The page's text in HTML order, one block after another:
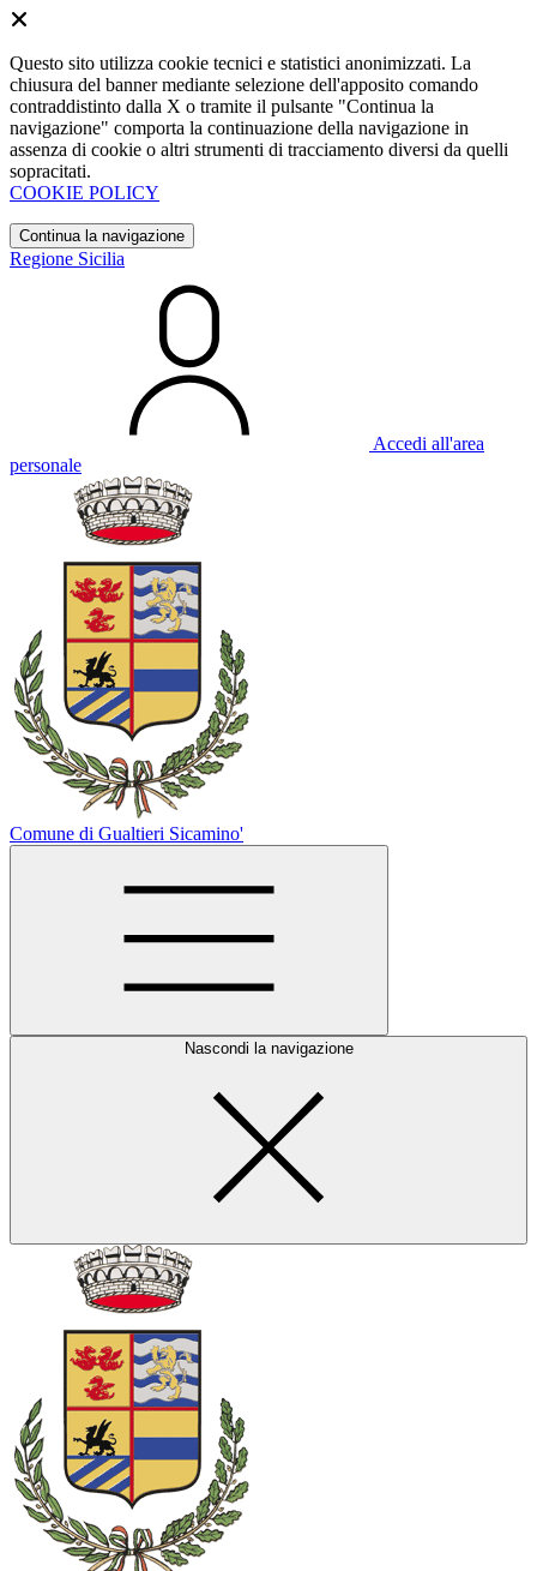
Questo sito utilizza cookie tecnici e statistici anonimizzati. La
chiusura del banner mediante selezione dell'apposito comando
contraddistinto dalla X o tramite il pulsante "Continua la
navigazione" comporta la continuazione della navigazione in
assenza di cookie o altri strumenti di tracciamento diversi da quelli
sopracitati.
COOKIE POLICY
Continua la navigazione
Regione Sicilia
Accedi all'area
personale
Comune di Gualtieri Sicamino'
Nascondi la navigazione